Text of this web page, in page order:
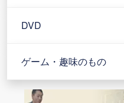
DVD
ゲーム・趣味のもの